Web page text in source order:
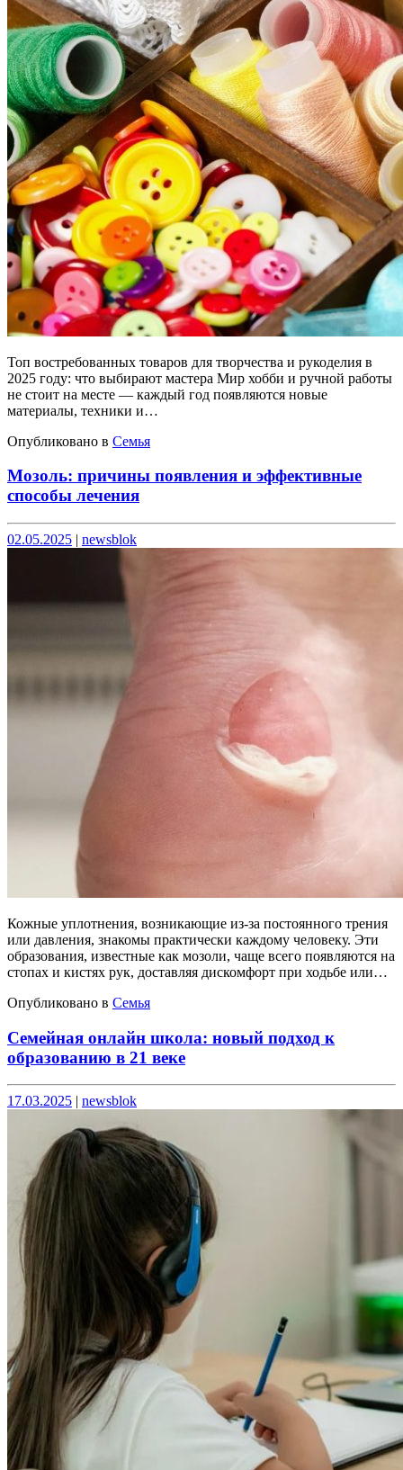
Топ востребованных товаров для творчества и рукоделия в
2025 году: что выбирают мастера Мир хобби и ручной работы
не стоит на месте — каждый год появляются новые
материалы, техники и…
Опубликовано в Семья
Мозоль: причины появления и эффективные
способы лечения
Опубликовано
02.05.2025 | Опубликовано
newsblok
Кожные уплотнения, возникающие из-за постоянного трения
или давления, знакомы практически каждому человеку. Эти
образования, известные как мозоли, чаще всего появляются на
стопах и кистях рук, доставляя дискомфорт при ходьбе или…
Опубликовано в Семья
Семейная онлайн школа: новый подход к
образованию в 21 веке
Опубликовано
17.03.2025 | Опубликовано
newsblok